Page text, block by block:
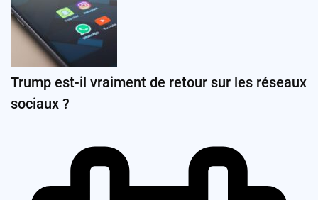
Trump est-il vraiment de retour sur les réseaux
sociaux ?